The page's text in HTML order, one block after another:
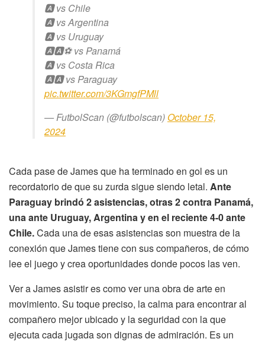
🅰️ vs Chile
🅰️ vs Argentina
🅰️ vs Uruguay
🅰️🅰️⚽️ vs Panamá
🅰️ vs Costa Rica
🅰️🅰️ vs Paraguay
pic.twitter.com/3KGmgfPMll
— FutbolScan (@futbolscan) October 15,
2024
Cada pase de James que ha terminado en gol es un
recordatorio de que su zurda sigue siendo letal. Ante
Paraguay brindó 2 asistencias, otras 2 contra Panamá,
una ante Uruguay, Argentina y en el reciente 4-0 ante
Chile.Cada una de esas asistencias son muestra de la
conexión que James tiene con sus compañeros, de cómo
lee el juego y crea oportunidades donde pocos las ven.
Ver a James asistir es como ver una obra de arte en
movimiento. Su toque preciso, la calma para encontrar al
compañero mejor ubicado y la seguridad con la que
ejecuta cada jugada son dignas de admiración. Es un